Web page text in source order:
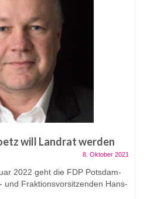
will Landrat werden
8. Oktober 2021
2022 geht die FDP Potsdam-
und Fraktionsvorsitzenden Hans-